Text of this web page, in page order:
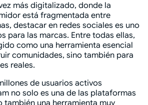
más digitalizado, donde la
está fragmentada entre
destacar en redes sociales es uno
para las marcas. Entre todas ellas,
como una herramienta esencial
comunidades, sino también para
reales.
de usuarios activos
no solo es una de las plataformas